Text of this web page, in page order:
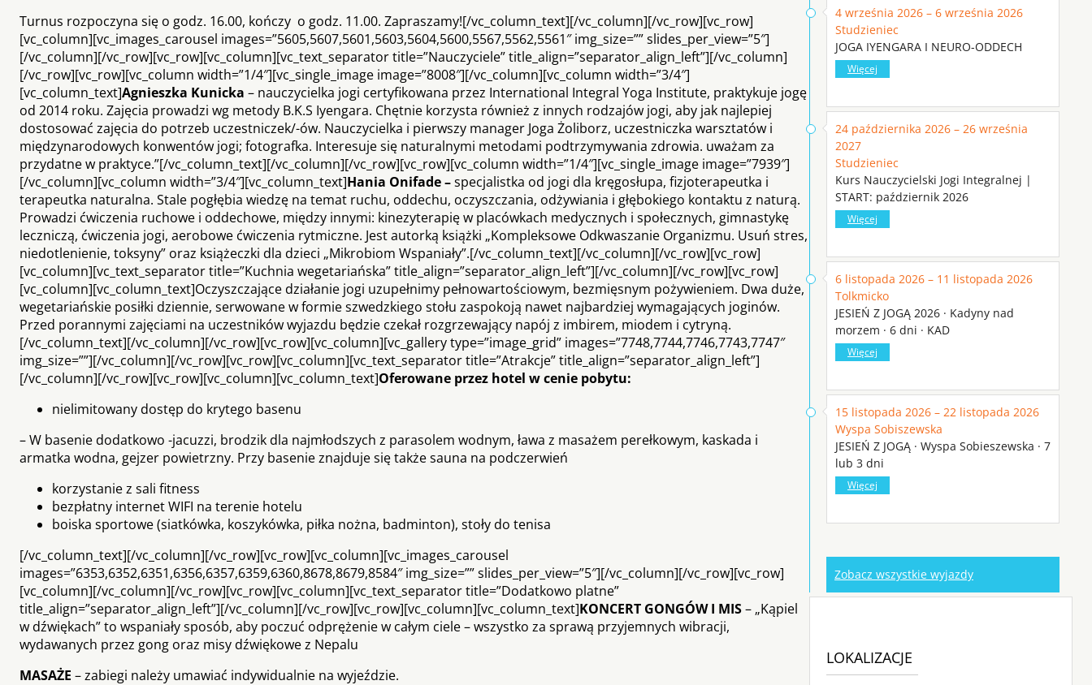
Turnus rozpoczyna się o godz. 16.00, kończy o godz. 11.00. Zapraszamy![/vc_column_text][/vc_column][/vc_row][vc_row]
[vc_column][vc_images_carousel images=”5605,5607,5601,5603,5604,5600,5567,5562,5561″ img_size=”” slides_per_view=”5″]
[/vc_column][/vc_row][vc_row][vc_column][vc_text_separator title=”Nauczyciele” title_align=”separator_align_left”][/vc_column]
[/vc_row][vc_row][vc_column width=”1/4″][vc_single_image image=”8008″][/vc_column][vc_column width=”3/4″]
[vc_column_text]Agnieszka Kunicka – nauczycielka jogi certyfikowana przez International Integral Yoga Institute, praktykuje jogę
od 2014 roku. Zajęcia prowadzi wg metody B.K.S Iyengara. Chętnie korzysta również z innych rodzajów jogi, aby jak najlepiej
dostosować zajęcia do potrzeb uczestniczek/-ów. Nauczycielka i pierwszy manager Joga Żoliborz, uczestniczka warsztatów i
międzynarodowych konwentów jogi; fotografka. Interesuje się naturalnymi metodami podtrzymywania zdrowia. uważam za
przydatne w praktyce.”[/vc_column_text][/vc_column][/vc_row][vc_row][vc_column width=”1/4″][vc_single_image image=”7939″]
[/vc_column][vc_column width=”3/4″][vc_column_text]Hania Onifade –specjalistka od jogi dla kręgosłupa, fizjoterapeutka i
terapeutka naturalna. Stale pogłębia wiedzę na temat ruchu, oddechu, oczyszczania, odżywiania i głębokiego kontaktu z naturą.
Prowadzi ćwiczenia ruchowe i oddechowe, między innymi: kinezyterapię w placówkach medycznych i społecznych, gimnastykę
leczniczą, ćwiczenia jogi, aerobowe ćwiczenia rytmiczne. Jest autorką książki „Kompleksowe Odkwaszanie Organizmu. Usuń stres,
niedotlenienie, toksyny” oraz książeczki dla dzieci „Mikrobiom Wspaniały”.[/vc_column_text][/vc_column][/vc_row][vc_row]
[vc_column][vc_text_separator title=”Kuchnia wegetariańska” title_align=”separator_align_left”][/vc_column][/vc_row][vc_row]
[vc_column][vc_column_text]Oczyszczające działanie jogi uzupełnimy pełnowartościowym, bezmięsnym pożywieniem. Dwa duże,
wegetariańskie posiłki dziennie, serwowane w formie szwedzkiego stołu zaspokoją nawet najbardziej wymagających joginów.
Przed porannymi zajęciami na uczestników wyjazdu będzie czekał rozgrzewający napój z imbirem, miodem i cytryną.
[/vc_column_text][/vc_column][/vc_row][vc_row][vc_column][vc_gallery type=”image_grid” images=”7748,7744,7746,7743,7747″
img_size=””][/vc_column][/vc_row][vc_row][vc_column][vc_text_separator title=”Atrakcje” title_align=”separator_align_left”]
[/vc_column][/vc_row][vc_row][vc_column][vc_column_text]Oferowane przez hotel w cenie pobytu:
nielimitowany dostęp do krytego basenu
– W basenie dodatkowo -jacuzzi, brodzik dla najmłodszych z parasolem wodnym, ława z masażem perełkowym, kaskada i
armatka wodna, gejzer powietrzny. Przy basenie znajduje się także sauna na podczerwień
korzystanie z sali fitness
bezpłatny internet WIFI na terenie hotelu
boiska sportowe (siatkówka, koszykówka, piłka nożna, badminton), stoły do tenisa
[/vc_column_text][/vc_column][/vc_row][vc_row][vc_column][vc_images_carousel
images=”6353,6352,6351,6356,6357,6359,6360,8678,8679,8584″ img_size=”” slides_per_view=”5″][/vc_column][/vc_row][vc_row]
[vc_column][/vc_column][/vc_row][vc_row][vc_column][vc_text_separator title=”Dodatkowo platne”
title_align=”separator_align_left”][/vc_column][/vc_row][vc_row][vc_column][vc_column_text]KONCERT GONGÓW I MIS– „Kąpiel
w dźwiękach” to wspaniały sposób, aby poczuć odprężenie w całym ciele – wszystko za sprawą przyjemnych wibracji,
wydawanych przez gong oraz misy dźwiękowe z Nepalu
MASAŻE – zabiegi należy umawiać indywidualnie na wyjeździe.
4 września 2026 – 6 września 2026
Studzieniec
JOGA IYENGARA I NEURO-ODDECH
Więcej
24 października 2026 – 26 września
2027
Studzieniec
Kurs Nauczycielski Jogi Integralnej |
START: październik 2026
Więcej
6 listopada 2026 – 11 listopada 2026
Tolkmicko
JESIEŃ Z JOGĄ 2026 · Kadyny nad
morzem · 6 dni · KAD
Więcej
15 listopada 2026 – 22 listopada 2026
Wyspa Sobiszewska
JESIEŃ Z JOGĄ · Wyspa Sobieszewska · 7
lub 3 dni
Więcej
Zobacz wszystkie wyjazdy
LOKALIZACJE